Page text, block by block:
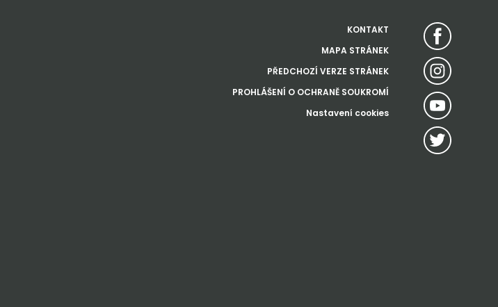
KONTAKT
MAPA STRÁNEK
PŘEDCHOZÍ VERZE STRÁNEK
PROHLÁŠENÍ O OCHRANĚ SOUKROMÍ
Nastavení cookies